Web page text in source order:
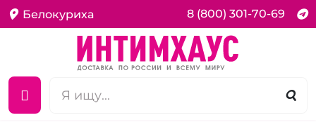
Белокуриха 8 (800) 301-70-69